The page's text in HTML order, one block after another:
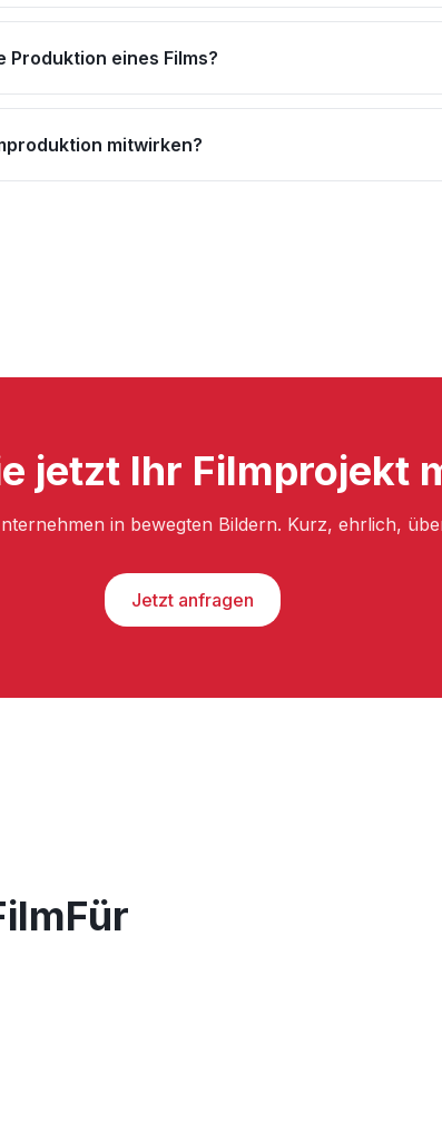
Produktion eines Films?
mitwirken?
jetzt Ihr Filmprojekt
in bewegten Bildern. Kurz, ehrlich,
Jetzt anfragen